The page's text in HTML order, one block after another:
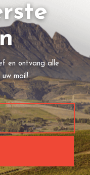
en ontvang alle
mail!